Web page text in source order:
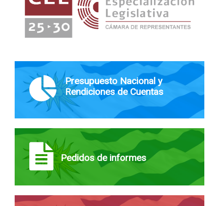
Presupuesto Nacional y
Rendiciones de Cuentas
Pedidos de informes